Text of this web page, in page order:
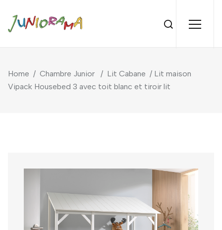
Home / Chambre Junior / Lit Cabane / Lit maison
Vipack Housebed 3 avec toit blanc et tiroir lit